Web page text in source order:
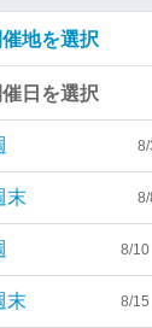
催地を選択
催日を選択
8/
末 8/
8/10
末 8/15